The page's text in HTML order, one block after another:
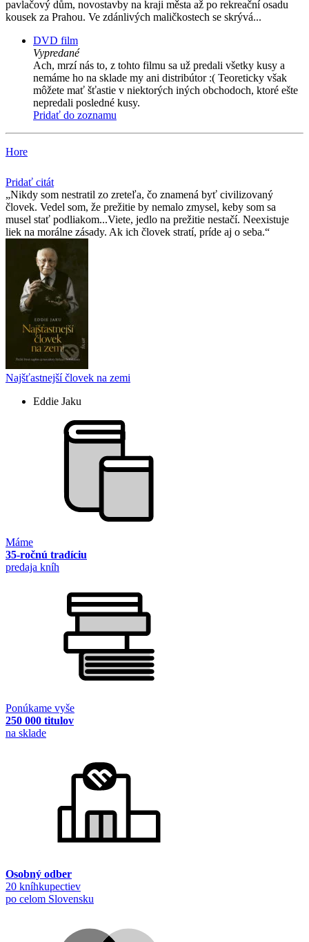
pavlačový dům, novostavby na kraji města až po rekreační osadu
kousek za Prahou. Ve zdánlivých maličkostech se skrývá...
DVD film
Vypredané
Ach, mrzí nás to, z tohto filmu sa už predali všetky kusy a
nemáme ho na sklade my ani distribútor :( Teoreticky však
môžete mať šťastie v niektorých iných obchodoch, ktoré ešte
nepredali posledné kusy.
Pridať do zoznamu
Hore
Pridať citát
Nikdy som nestratil zo zreteľa, čo znamená byť civilizovaný
človek. Vedel som, že prežitie by nemalo zmysel, keby som sa
musel stať podliakom...Viete, jedlo na prežitie nestačí. Neexistuje
liek na morálne zásady. Ak ich človek stratí, príde aj o seba.
Najšťastnejší človek na zemi
Eddie Jaku
Máme
35-ročnú tradíciu
predaja kníh
Ponúkame vyše
250 000 titulov
na sklade
Osobný odber
20 kníhkupectiev
po celom Slovensku